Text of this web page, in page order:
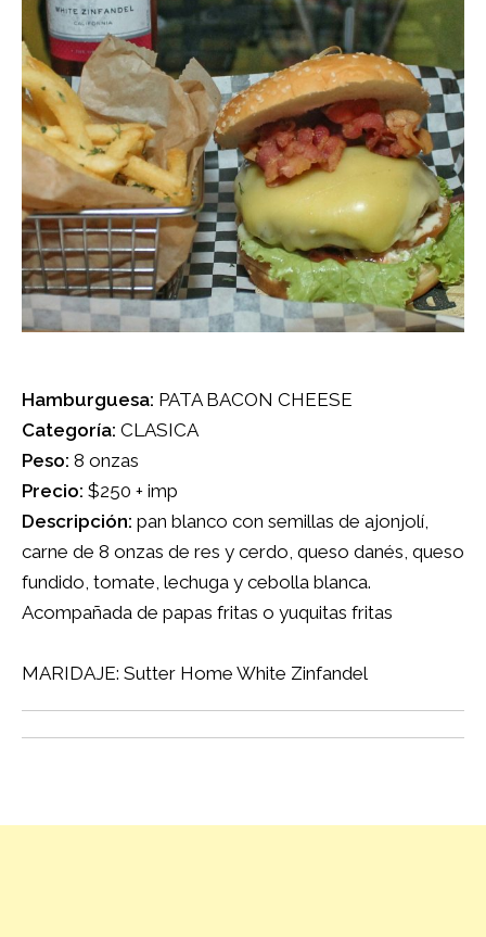
Hamburguesa: PATA BACON CHEESE
Categoría: CLASICA
Peso: 8 onzas
Precio: $250 + imp
Descripción: pan blanco con semillas de ajonjolí,
carne de 8 onzas de res y cerdo, queso danés, queso
fundido, tomate, lechuga y cebolla blanca.
Acompañada de papas fritas o yuquitas fritas
MARIDAJE: Sutter Home White Zinfandel